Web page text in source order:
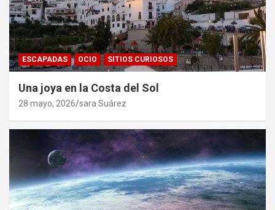
ESCAPADAS OCIO SITIOS CURIOSOS
Una joya en la Costa del Sol
28 mayo, 2026 sara Suárez